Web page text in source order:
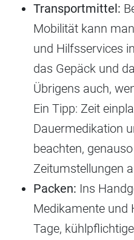
Transportmittel:
Mobilität kann
und Hilfsservices
das Gepäck und
Übrigens auch,
Ein Tipp: Zeit
Dauermedikation
beachten,
Zeitumstellungen
Packen: Ins
Medikamente und
Tage,